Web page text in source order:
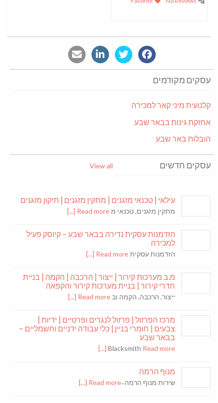
עסקים מקודמים
קלנועית מיני קאר למכירה
אחזקת גינות בבאר שבע
הובלות באר שבע
עסקים חדשים View all
עילאי | טכנאי מזגנים | מתקין מזגנים | תיקון מזגנים
מתקין מזגנים, טכנאי מRead more [...]
הזדמנות עסקית נדירה בבאר שבע – קיוסק פעיל
למכירה
הזדמנות עסקיתRead more [...]
מ.ב מערכות קירור | ייצור | הרכבה | הקמה | בניית
חדרי קירור | בניית מערכות קירור והקפאה
ייצור, הרכבה, הקמה וב Read more [...]
מרכז הפרזול | פרזול לנגרים ופרטיים | ידיות |
צבעים | חומרי בניין | כלי עבודה ידניים וחשמליים –
בבאר שבע
Blacksmith Read more [...]
מנוף הרמה
שירות מנוף הרמה ̵Read more [...]